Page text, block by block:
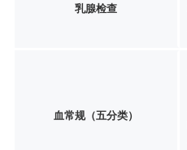
乳腺检查
血常规（五分类）